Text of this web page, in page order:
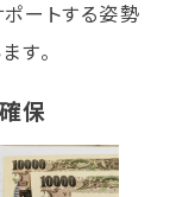
ートする姿勢
す。
保